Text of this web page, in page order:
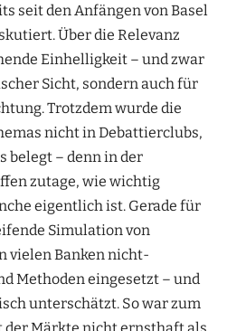
seit den Anfängen von Basel
Über die Relevanz
Einhelligkeit – und zwar
Sicht, sondern auch für
Trotzdem wurde die
nicht in Debattierclubs,
belegt – denn in der
zutage, wie wichtig
eigentlich ist. Gerade für
Simulation von
vielen Banken nicht-
Methoden eingesetzt – und
unterschätzt. So war zum
Märkte nicht ernsthaft als